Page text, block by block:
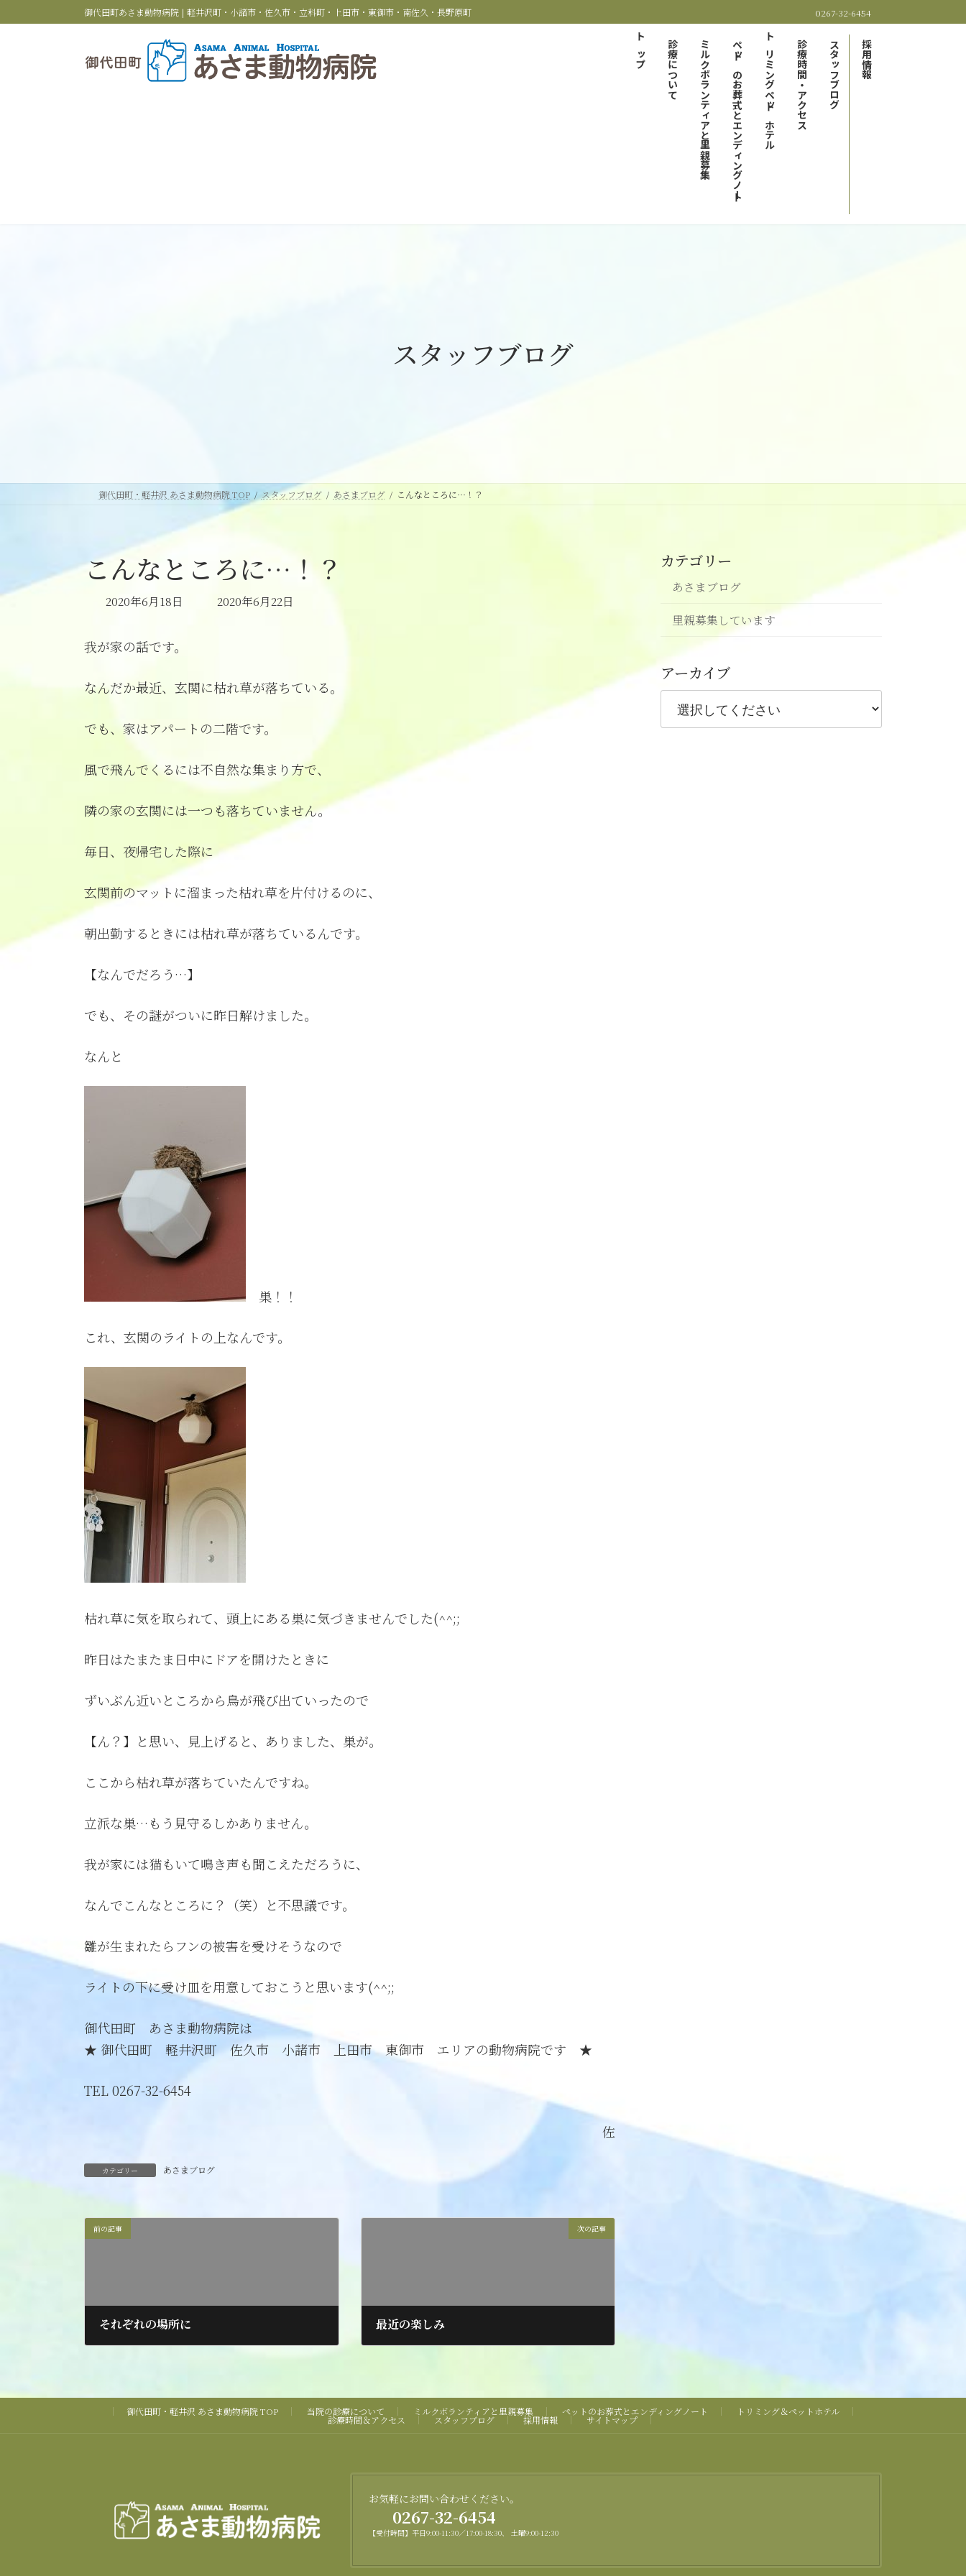
ン
ビ
御代田町あさま動物病院 | 軽井沢町・小諸市・佐久市・立科町・上田市・東御市・南佐久・長野原町 0267-32-6454
トップ 診療について ミルクボランティアと里親募集ペットのお葬式とエンディングノート トリミングペットホテル 診療時間・アクセス スタッフブログ 採用情報
スタッフブログ
御代田町・軽井沢 あさま動物病院 TOP スタッフブログ あさまブログ こんなところに…！？
こんなところに…！？
2020年6月18日
最
時
:
2020年6月22日
我が家の話です。
なんだか最近、玄関に枯れ草が落ちている。
でも、家はアパートの二階です。
風で飛んでくるには不自然な集まり方で、
隣の家の玄関には一つも落ちていません。
毎日、夜帰宅した際に
玄関前のマットに溜まった枯れ草を片付けるのに、
朝出勤するときには枯れ草が落ちているんです。
【なんでだろう…】
でも、その謎がついに昨日解けました。
なんと
巣！！
これ、玄関のライトの上なんです。
枯れ草に気を取られて、頭上にある巣に気づきませんでした(^^;;
昨日はたまたま日中にドアを開けたときに
ずいぶん近いところから鳥が飛び出ていったので
【ん？】と思い、見上げると、ありました、巣が。
ここから枯れ草が落ちていたんですね。
立派な巣…もう見守るしかありません。
我が家には猫もいて鳴き声も聞こえただろうに、
なんでこんなところに？（笑）と不思議です。
雛が生まれたらフンの被害を受けそうなので
ライトの下に受け皿を用意しておこうと思います(^^;;
御代田町 あさま動物病院は
★ 御代田町 軽井沢町 佐久市 小諸市 上田市 東御市 エリアの動物病院です ★
TEL 0267-32-6454
佐
カテゴリー あさまブログ
前の記事
それぞれの場所に
2020年6月16日
次の記事
最近の楽しみ
2020年6月19日
カテゴリー
あさまブログ
里親募集しています
アーカイブ
御代田町・軽井沢 あさま動物病院 TOP 当院の診療について ミルクボランティアと里親募集 ペットのお葬式とエンディングノート トリミング＆ペットホテル
診療時間＆アクセス スタッフブログ 採用情報 サイトマップ
お気軽にお問い合わせください。
0267-32-6454
【受付時間】平日9:00-11:30／17:00-18:30、 土曜9:00-12:30